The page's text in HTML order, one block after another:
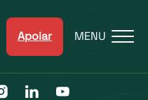
Apoiar MENU